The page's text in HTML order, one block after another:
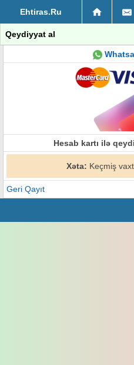
Ehtiras.Ru
Qeydiyyat al
Hesab kartı ilə
Xəta: Keçmiş
Geri Qayıt